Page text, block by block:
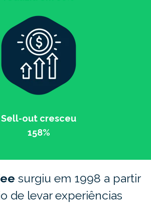
Sell-out cresceu
158%
surgiu em 1998 a partir
de levar experiências